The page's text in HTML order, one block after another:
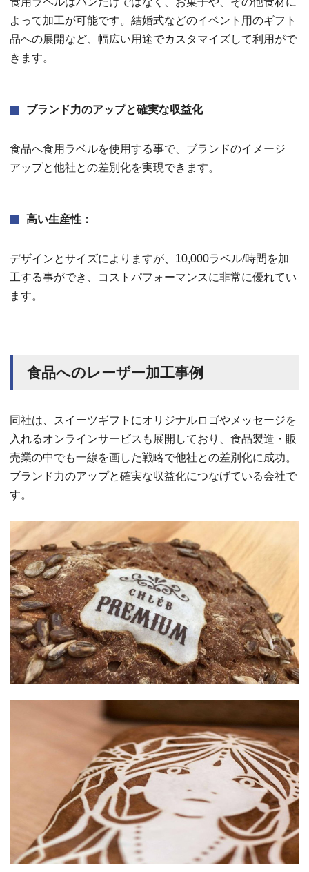
よって加工が可能です。結婚式などのイベント用のギフト
品への展開など、幅広い用途でカスタマイズして利用がで
きます。
ブランド力のアップと確実な収益化
食品へ食用ラベルを使用する事で、ブランドのイメージ
アップと他社との差別化を実現できます。
高い生産性：
デザインとサイズによりますが、10,000ラベル/時間を加
工する事ができ、コストパフォーマンスに非常に優れてい
ます。
食品へのレーザー加工事例
同社は、スイーツギフトにオリジナルロゴやメッセージを
入れるオンラインサービスも展開しており、食品製造・販
売業の中でも一線を画した戦略で他社との差別化に成功。
ブランド力のアップと確実な収益化につなげている会社で
す。